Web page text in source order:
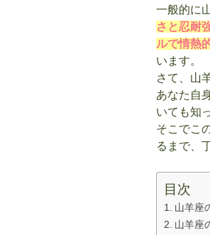
一般的に
さと忍耐
ルで情熱
います。
さて、山
あなた自
いても知
そこでこ
るまで、
目次
山羊座
山羊座